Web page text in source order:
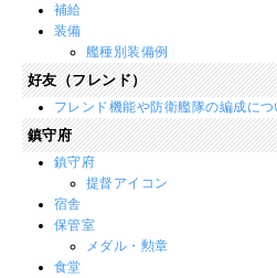
補給
装備
艦種別装備例
好友（フレンド）
フレンド機能や防衛艦隊の編成につ
鎮守府
鎮守府
提督アイコン
宿舎
保管室
メダル・勲章
食堂